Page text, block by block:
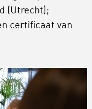
(Utrecht);
certificaat van